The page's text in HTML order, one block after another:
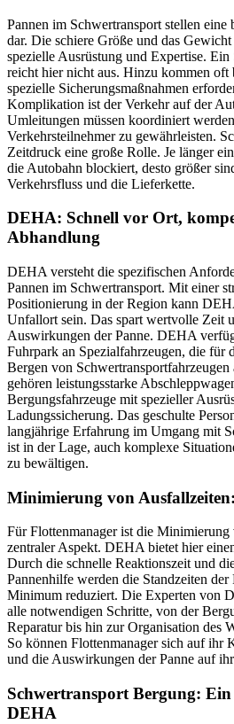
Pannen im Schwertransport stellen eine
dar. Die schiere Größe und das
spezielle Ausrüstung und Expertise.
reicht hier nicht aus. Hinzu kommen oft
spezielle Sicherungsmaßnahmen
Komplikation ist der Verkehr auf der
Umleitungen müssen koordiniert
Verkehrsteilnehmer zu gewährleisten.
Zeitdruck eine große Rolle. Je länger
die Autobahn blockiert, desto größer
Verkehrsfluss und die Lieferkette.
DEHA: Schnell vor Ort,
Abhandlung
DEHA versteht die spezifischen
Pannen im Schwertransport. Mit einer
Positionierung in der Region kann
Unfallort sein. Das spart wertvolle Zeit
Auswirkungen der Panne. DEHA
Fuhrpark an Spezialfahrzeugen, die für
Bergen von Schwertransportfahrzeugen
gehören leistungsstarke
Bergungsfahrzeuge mit spezieller
Ladungssicherung. Das geschulte
langjährige Erfahrung im Umgang mit
ist in der Lage, auch komplexe
zu bewältigen.
Minimierung von
Für Flottenmanager ist die
zentraler Aspekt. DEHA bietet hier
Durch die schnelle Reaktionszeit und
Pannenhilfe werden die Standzeiten der
Minimum reduziert. Die Experten von
alle notwendigen Schritte, von der
Reparatur bis hin zur Organisation des
So können Flottenmanager sich auf ihr
und die Auswirkungen der Panne auf
Schwertransport Bergung: Ein
DEHA